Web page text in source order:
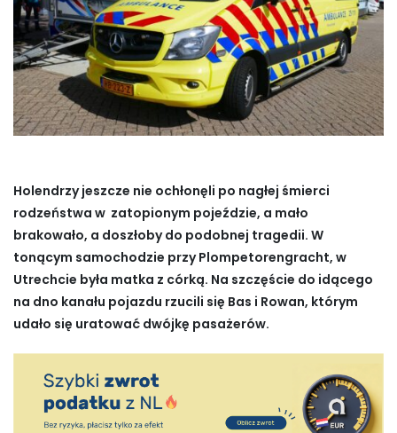
Holendrzy jeszcze nie ochłonęli po nagłej śmierci
rodzeństwa w zatopionym pojeździe, a mało
brakowało, a doszłoby do podobnej tragedii. W
tonącym samochodzie przy Plompetorengracht, w
Utrechcie była matka z córką. Na szczęście do idącego
na dno kanału pojazdu rzucili się Bas i Rowan, którym
udało się uratować dwójkę pasażerów.